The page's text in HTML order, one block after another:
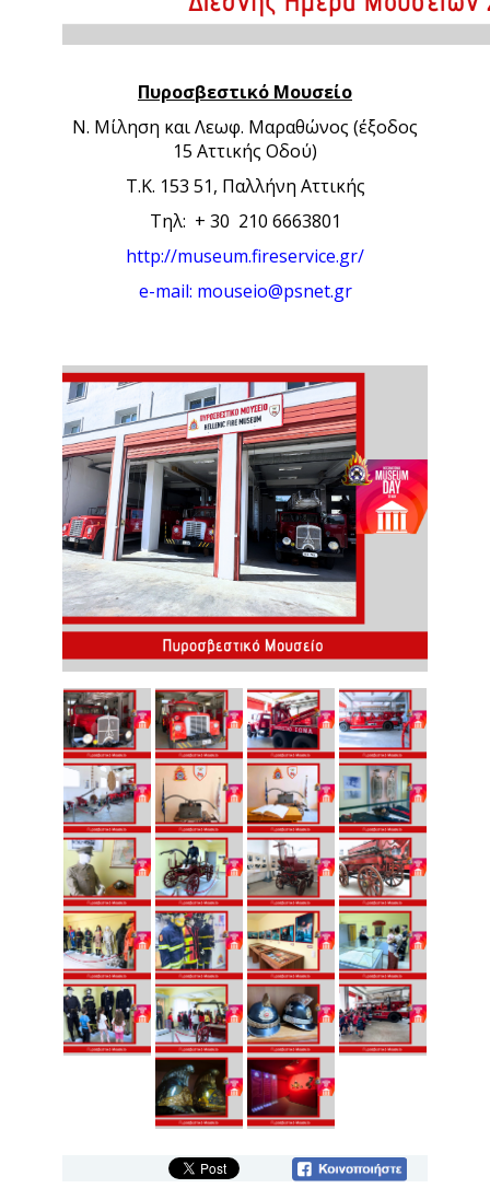
Πυροσβεστικό Μουσείο
Ν. Μίληση και Λεωφ. Μαραθώνος (έξοδος
15 Αττικής Οδού)
Τ.Κ. 153 51, Παλλήνη Αττικής
Τηλ: + 30 210 6663801
http://museum.fireservice.gr/
e-mail: mouseio@psnet.gr